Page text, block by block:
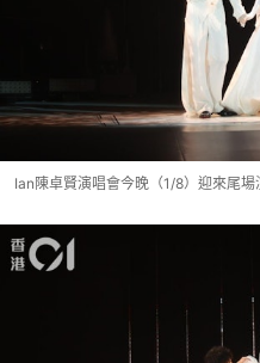
Ian陳卓賢演唱會今晚（1/8）迎來尾場